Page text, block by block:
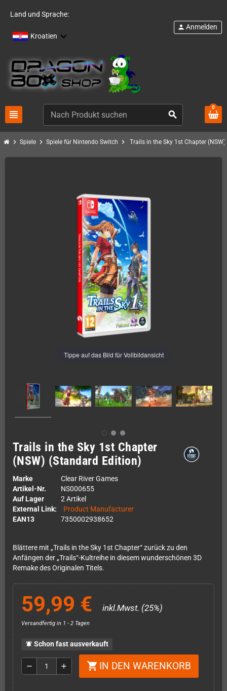
Land und Sprache:
Kroatien
view_headline search
person Anmelden
0
chevron_right Spiele chevron_right Spiele für Nintendo Switch chevron_right Trails in the Sky 1st Chapter
Tippe auf das Bild für Vollbildansicht
Trails in the Sky 1st Chapter
(NSW) (Standard Edition)
Marke
Clear River Games
Artikel-Nr.
NS000655
Auf Lager
2 Artikel
External Link:
Product Manufacturer
EAN13
7350002938652
Blättere mit „Trails in the Sky 1st Chapter“ zurück zu den
Anfängen der „Trails“-Kultreihe in diesem wunderschönen 3D
Remake des Originalen Titels.
59,99 € inkl.Mwst. (25%)
Versandfertig in 1 - 2 Tagen
notifications_active Schon fast ausverkauft
remove add shopping_cart IN DEN WARENKORB